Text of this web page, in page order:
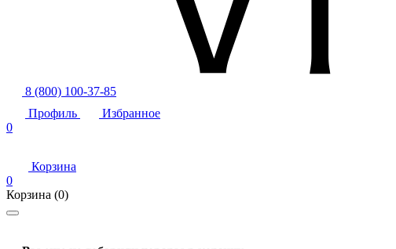
8 (800) 100-37-85
Профиль
Избранное
0
Корзина
0
Корзина (0)